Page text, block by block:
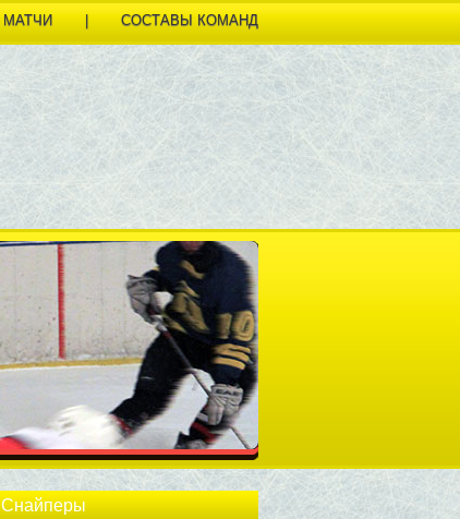
МАТЧИ | СОСТАВЫ КОМАНД
Снайперы